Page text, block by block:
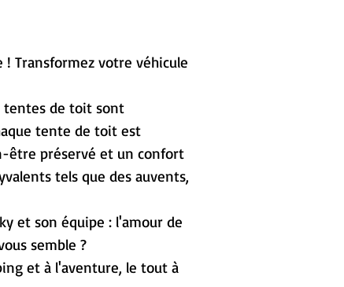
Transformez votre véhicule
tentes de toit sont
tente de toit est
être préservé et un confort
tels que des auvents,
et son équipe : l'amour de
semble ?
et à l'aventure, le tout à